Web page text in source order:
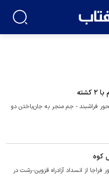
فراشبند - جم منجر به جان‌باختن دو
کوه
از انسداد آزادراه قزوین–رشت در